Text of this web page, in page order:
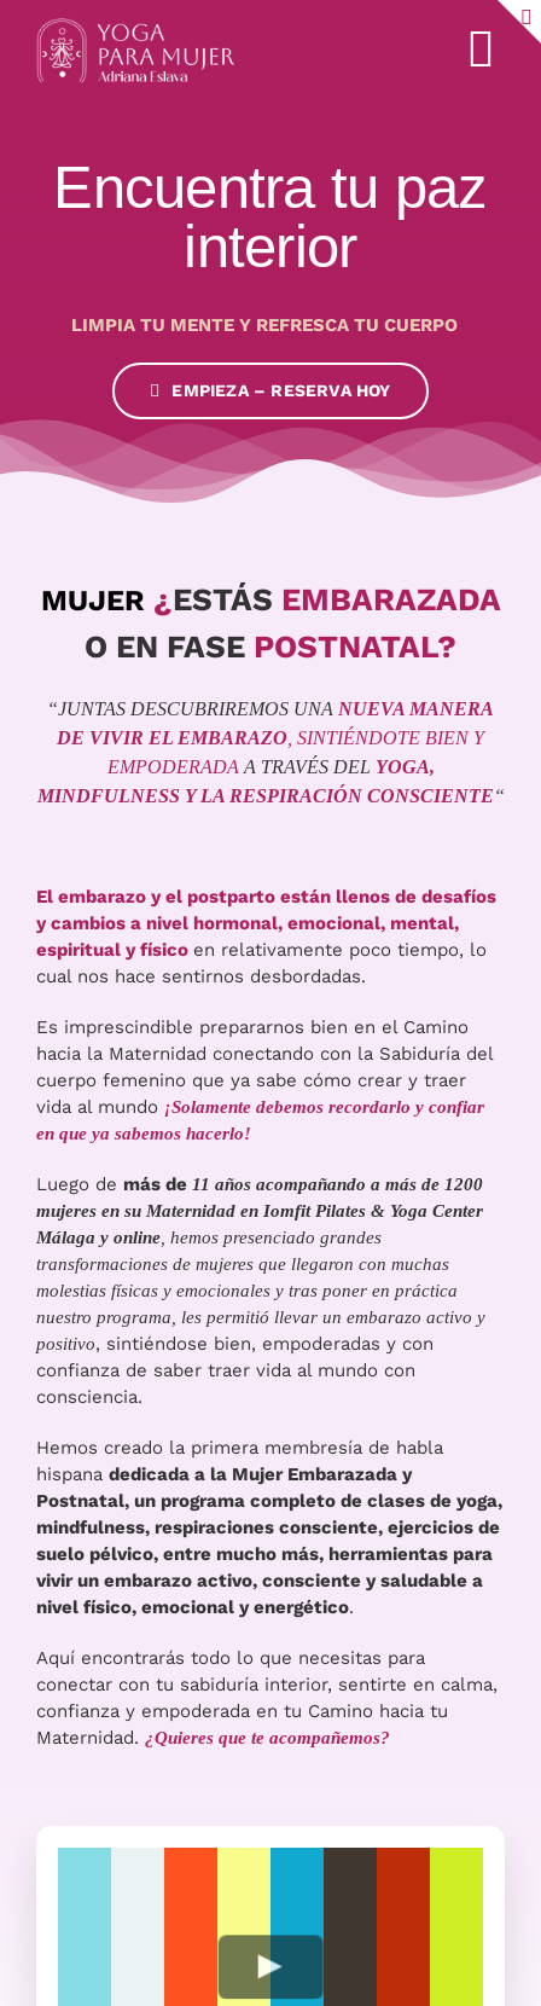
contenido
COMUNIDAD MUJER
CONTACTAR
SUSCRÍBETE
Encuentra tu paz
interior
LIMPIA TU MENTE Y REFRESCA TU CUERPO
EMPIEZA – RESERVA HOY
MUJER ¿ESTÁS EMBARAZADA
O EN FASE POSTNATAL?
“JUNTAS DESCUBRIREMOS UNA NUEVA MANERA
DE VIVIR EL EMBARAZO , SINTIÉNDOTE BIEN Y
EMPODERADA A TRAVÉS DEL YOGA,
MINDFULNESS Y LA RESPIRACIÓN CONSCIENTE“
El embarazo y el postparto están llenos de desafíos
y cambios a nivel hormonal, emocional, mental,
espiritual y físico en relativamente poco tiempo, lo
cual nos hace sentirnos desbordadas.
Es imprescindible prepararnos bien en el Camino
hacia la Maternidad conectando con la Sabiduría del
cuerpo femenino que ya sabe cómo crear y traer
vida al mundo ¡Solamente debemos recordarlo y confiar
en que ya sabemos hacerlo!
Luego de más de 11 años acompañando a más de 1200
mujeres en su Maternidad en Iomfit Pilates & Yoga Center
Málaga y online, hemos presenciado grandes
transformaciones de mujeres que llegaron con muchas
molestias físicas y emocionales y tras poner en práctica
nuestro programa, les permitió llevar un embarazo activo y
positivo, sintiéndose bien, empoderadas y con
confianza de saber traer vida al mundo con
consciencia.
Hemos creado la primera membresía de habla
hispana dedicada a la Mujer Embarazada y
Postnatal, un programa completo de clases de yoga,
mindfulness, respiraciones consciente, ejercicios de
suelo pélvico, entre mucho más, herramientas para
vivir un embarazo activo, consciente y saludable a
nivel físico, emocional y energético.
Aquí encontrarás todo lo que necesitas para
conectar con tu sabiduría interior, sentirte en calma,
confianza y empoderada en tu Camino hacia tu
Maternidad. ¿Quieres que te acompañemos?